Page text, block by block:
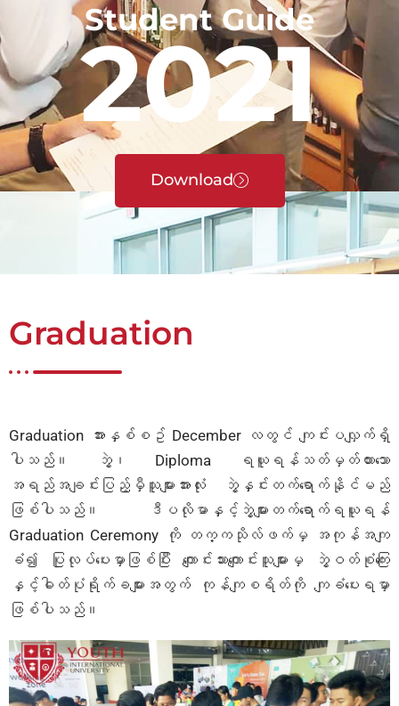
Student Guide
2021
Download
Graduation
Graduation အားနှစ်စဥ် December လတွင် ကျင်းပလျှက်ရှိ
ပါသည်။ ဘွဲ့၊ Diploma ရယူရန်သတ်မှတ်ထားသော
အရည်အချင်းပြည့်မှီသူများအားလုံး ဘွဲ့နှင်းတက်ရောက်နိုင်မည်
ဖြစ်ပါသည်။ ဒီပလိုမာနှင့်ဘွဲ့များတက်ရောက်ရယူရန်
Graduation Ceremony ကို တက္ကသိုလ်ဖက်မှ အကုန်အကျ
ခံ၍ ပြုလုပ်ပေးမှာဖြစ်ပြီး ကျောင်းသားကျောင်းသူများမှ ဘွဲ့ဝတ်စုံကြေး
နှင့်ဓါတ်ပုံရိုက်ခများအတွက် ကုန်ကျစရိတ်ကို ကျခံပေးရမှာ
ဖြစ်ပါသည်။